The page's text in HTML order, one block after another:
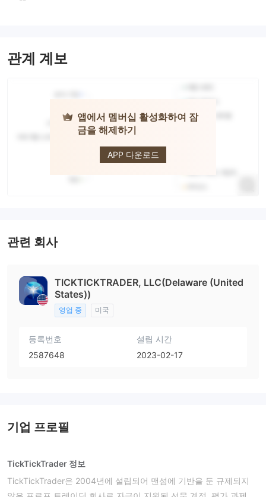
관계 계보
앱에서 멤버십 활성화하여 잠
금을 해제하기
APP 다운로드
TickTickTrader
관련 회사
TICKTICKTRADER, LLC(Delaware (United
States))
영업 중 미국
등록번호
2587648
설립 시간
2023-02-17
기업 프로필
TickTickTrader 정보
TickTickTrader은 2004년에 설립되어 맨섬에 기반을 둔 규제되지